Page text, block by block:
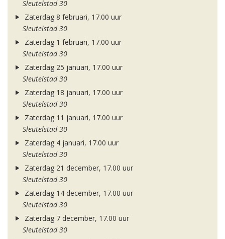
Sleutelstad 30
Zaterdag 8 februari, 17.00 uur
Sleutelstad 30
Zaterdag 1 februari, 17.00 uur
Sleutelstad 30
Zaterdag 25 januari, 17.00 uur
Sleutelstad 30
Zaterdag 18 januari, 17.00 uur
Sleutelstad 30
Zaterdag 11 januari, 17.00 uur
Sleutelstad 30
Zaterdag 4 januari, 17.00 uur
Sleutelstad 30
Zaterdag 21 december, 17.00 uur
Sleutelstad 30
Zaterdag 14 december, 17.00 uur
Sleutelstad 30
Zaterdag 7 december, 17.00 uur
Sleutelstad 30